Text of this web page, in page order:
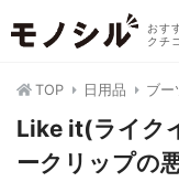
おす
クチ
TOP 日用品 ブー
Like it(ライク
ークリップの